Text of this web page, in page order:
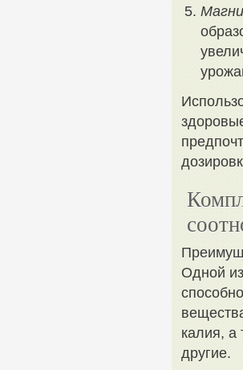
Одной
калия, а
другие.